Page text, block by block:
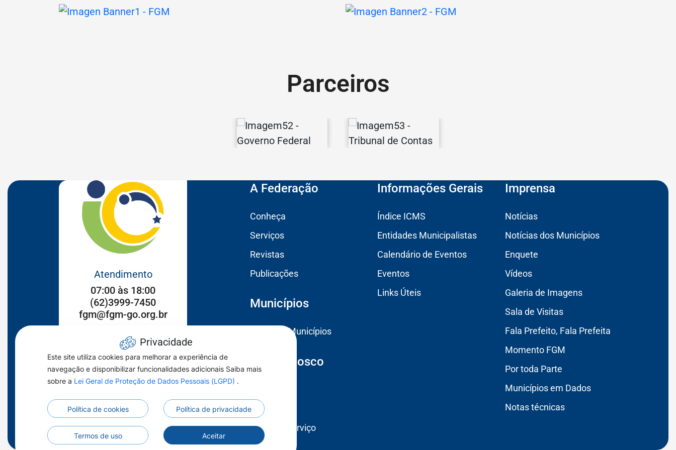
Parceiros
Federal
de
Contas
Atendimento
07:00 às 18:00
(62)3999-7450
fgm@fgm-go.org.br
Endereço
Setor Sul Rua 102, n°186
Goiânia/GO CEP: 74083-250
a
Rede
Social
Youtube
a
Rede
Social
Facebook
a
Rede
Social
Instagran
A Federação
Conheça
Serviços
Revistas
Publicações
Municípios
Todos os Municípios
Fale Conosco
Ouvidoria
Carta de Serviço
Informações Gerais
Índice ICMS
Entidades Municipalistas
Calendário de Eventos
Eventos
Links Úteis
Imprensa
Notícias
Notícias dos Municípios
Enquete
Vídeos
Galeria de Imagens
Sala de Visitas
Fala Prefeito, Fala Prefeita
Momento FGM
Por toda Parte
Municípios em Dados
Notas técnicas
Privacidade
Este site utiliza cookies para melhorar a experiência de
navegação e disponibilizar funcionalidades adicionais Saiba mais
sobre a Lei Geral de Proteção de Dados Pessoais (LGPD) .
Política de cookies Política de privacidade
Termos de uso Aceitar